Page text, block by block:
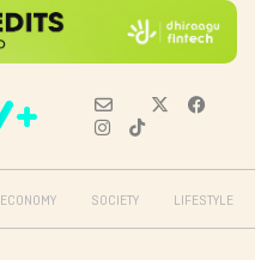
ECONOMY SOCIETY LIFESTYLE